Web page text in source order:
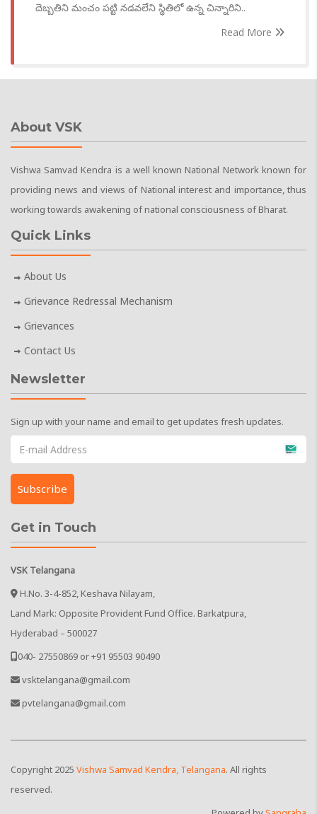
దెబ్బతిని మంచం పట్టి నడవలేని స్థితిలో ఉన్న చిన్నారిని..
Read More
About VSK
Vishwa Samvad Kendra is a well known National Network known for
providing news and views of National interest and importance, thus
working towards awakening of national consciousness of Bharat.
Quick Links
About Us
Grievance Redressal Mechanism
Grievances
Contact Us
Newsletter
Sign up with your name and email to get updates fresh updates.
Get in Touch
VSK Telangana
H.No. 3-4-852, Keshava Nilayam,
Land Mark: Opposite Provident Fund Office. Barkatpura,
Hyderabad – 500027
040- 27550869 or +91 95503 90490
vsktelangana@gmail.com
pvtelangana@gmail.com
Copyright 2025 Vishwa Samvad Kendra, Telangana. All rights
reserved.